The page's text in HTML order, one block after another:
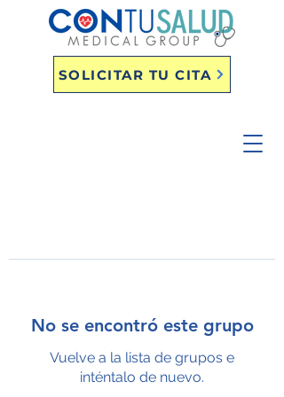
SOLICITAR TU CITA
No se encontró este grupo
Vuelve a la lista de grupos e
inténtalo de nuevo.